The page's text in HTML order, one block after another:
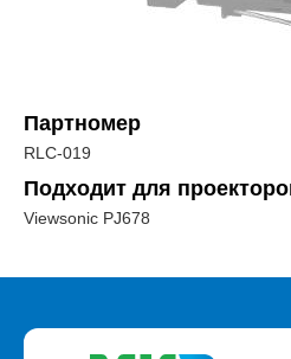
Партномер
RLC-019
Подходит для
Viewsonic PJ678